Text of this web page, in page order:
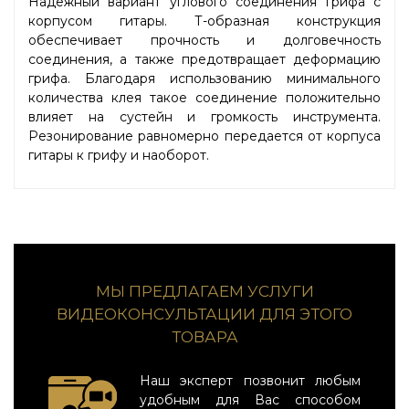
корпусом гитары. Т-образная конструкция
обеспечивает прочность и долговечность
соединения, а также предотвращает деформацию
грифа. Благодаря использованию минимального
количества клея такое соединение положительно
влияет на сустейн и громкость инструмента.
Резонирование равномерно передается от корпуса
гитары к грифу и наоборот.
МЫ ПРЕДЛАГАЕМ УСЛУГИ
ВИДЕОКОНСУЛЬТАЦИИ ДЛЯ ЭТОГО
ТОВАРА
Наш эксперт позвонит любым
удобным для Вас способом